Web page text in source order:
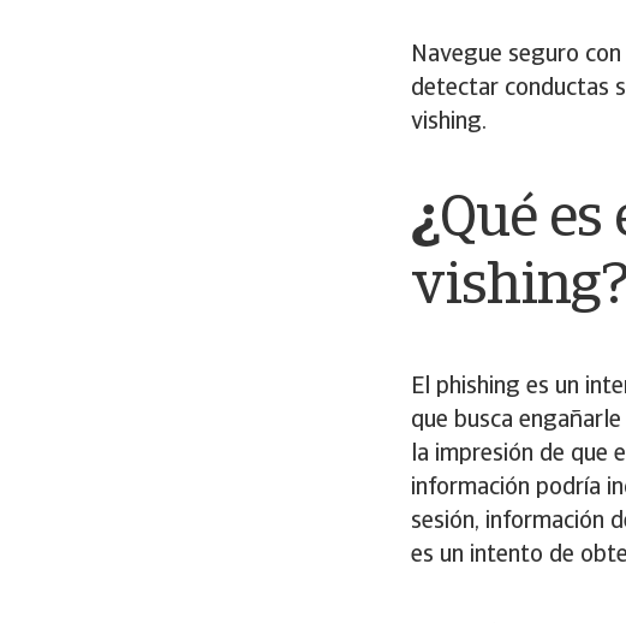
Navegue seguro
detectar conductas
vishing.
¿Qué
El phishing es un
que busca
la impresión de que
información podría
sesión, información
es un intento de